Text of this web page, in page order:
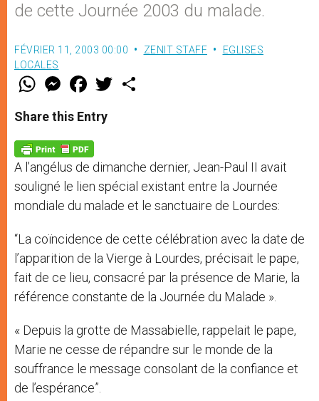
de cette Journée 2003 du malade.
FÉVRIER 11, 2003 00:00 ZENIT STAFF
EGLISES
LOCALES
W
t
s
p
p
M
e
s
e
g
e
r
F
a
e
b
o
k
w
Share this Entry
A l’angélus de dimanche dernier, Jean-Paul II avait
souligné le lien spécial existant entre la Journée
mondiale du malade et le sanctuaire de Lourdes:
“La coïncidence de cette célébration avec la date de
l’apparition de la Vierge à Lourdes, précisait le pape,
fait de ce lieu, consacré par la présence de Marie, la
référence constante de la Journée du Malade ».
« Depuis la grotte de Massabielle, rappelait le pape,
Marie ne cesse de répandre sur le monde de la
souffrance le message consolant de la confiance et
de l’espérance”.